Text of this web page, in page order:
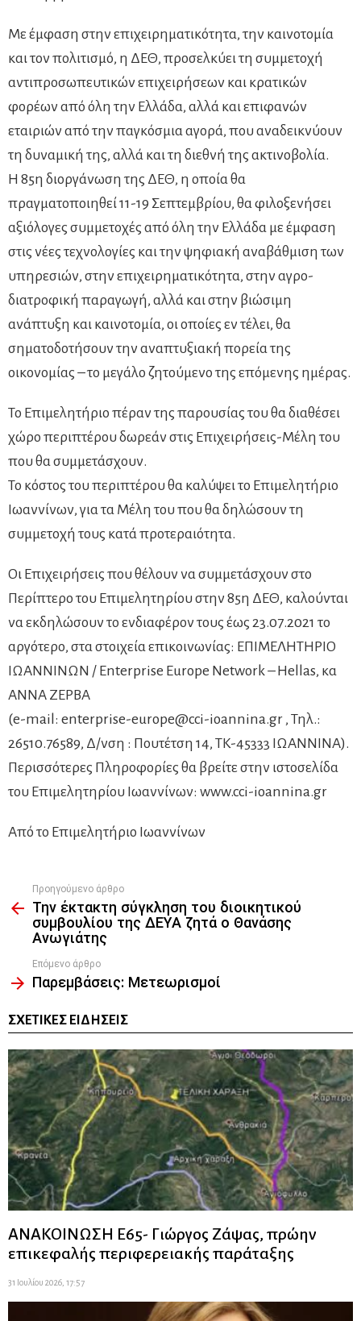
Με έμφαση στην επιχειρηματικότητα, την καινοτομία
και τον πολιτισμό, η ΔΕΘ, προσελκύει τη συμμετοχή
αντιπροσωπευτικών επιχειρήσεων και κρατικών
φορέων από όλη την Ελλάδα, αλλά και επιφανών
εταιριών από την παγκόσμια αγορά, που αναδεικνύουν
τη δυναμική της, αλλά και τη διεθνή της ακτινοβολία.
Η 85η διοργάνωση της ΔΕΘ, η οποία θα
πραγματοποιηθεί 11-19 Σεπτεμβρίου, θα φιλοξενήσει
αξιόλογες συμμετοχές από όλη την Ελλάδα με έμφαση
στις νέες τεχνολογίες και την ψηφιακή αναβάθμιση των
υπηρεσιών, στην επιχειρηματικότητα, στην αγρο-
διατροφική παραγωγή, αλλά και στην βιώσιμη
ανάπτυξη και καινοτομία, οι οποίες εν τέλει, θα
σηματοδοτήσουν την αναπτυξιακή πορεία της
οικονομίας – το μεγάλο ζητούμενο της επόμενης ημέρας.
Το Επιμελητήριο πέραν της παρουσίας του θα διαθέσει
χώρο περιπτέρου δωρεάν στις Επιχειρήσεις-Μέλη του
που θα συμμετάσχουν.
Το κόστος του περιπτέρου θα καλύψει το Επιμελητήριο
Ιωαννίνων, για τα Μέλη του που θα δηλώσουν τη
συμμετοχή τους κατά προτεραιότητα.
Οι Επιχειρήσεις που θέλουν να συμμετάσχουν στο
Περίπτερο του Επιμελητηρίου στην 85η ΔΕΘ, καλούνται
να εκδηλώσουν το ενδιαφέρον τους έως 23.07.2021 το
αργότερο, στα στοιχεία επικοινωνίας: ΕΠΙΜΕΛΗΤΗΡΙΟ
ΙΩΑΝΝΙΝΩΝ / Enterprise Europe Network – Hellas, κα
ΑΝΝΑ ΖΕΡΒΑ
(e-mail: enterprise-europe@cci-ioannina.gr , Τηλ.:
26510.76589, Δ/νση : Πουτέτση 14, ΤΚ-45333 ΙΩΑΝΝΙΝΑ).
Περισσότερες Πληροφορίες θα βρείτε στην ιστοσελίδα
του Επιμελητηρίου Ιωαννίνων: www.cci-ioannina.gr
Από το Επιμελητήριο Ιωαννίνων
more
Προηγούμενο άρθρο
Την έκτακτη σύγκληση του διοικητικού
συμβουλίου της ΔΕΥΑ ζητά ο Θανάσης
Ανωγιάτης
Επόμενο άρθρο
Παρεμβάσεις: Μετεωρισμοί
ΣΧΕΤΙΚΈΣ ΕΙΔΉΣΕΙΣ
ΑΝΑΚΟΙΝΩΣΗ Ε65- Γιώργος Ζάψας, πρώην
επικεφαλής περιφερειακής παράταξης
31 Ιουλίου 2026, 17:57